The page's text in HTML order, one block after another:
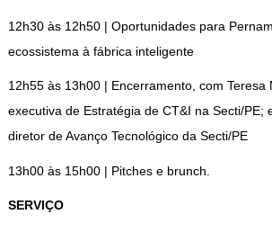
12h30 às 12h50 | Oportunidades para
ecossistema à fábrica inteligente
12h55 às 13h00 | Encerramento, com Teresa
executiva de Estratégia de CT&I na Secti/PE;
diretor de Avanço Tecnológico da Secti/PE
13h00 às 15h00 | Pitches e brunch.
SERVIÇO